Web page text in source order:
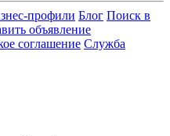
профили Блог Поиск в
объявление
соглашение Служба